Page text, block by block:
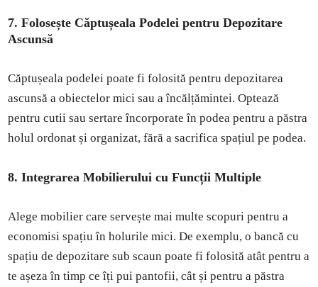
7. Folosește Căptușeala Podelei pentru Depozitare
Ascunsă
Căptușeala podelei poate fi folosită pentru depozitarea
ascunsă a obiectelor mici sau a încălțămintei. Optează
pentru cutii sau sertare încorporate în podea pentru a păstra
holul ordonat și organizat, fără a sacrifica spațiul pe podea.
8. Integrarea Mobilierului cu Funcții Multiple
Alege mobilier care servește mai multe scopuri pentru a
economisi spațiu în holurile mici. De exemplu, o bancă cu
spațiu de depozitare sub scaun poate fi folosită atât pentru a
te așeza în timp ce îți pui pantofii, cât și pentru a păstra